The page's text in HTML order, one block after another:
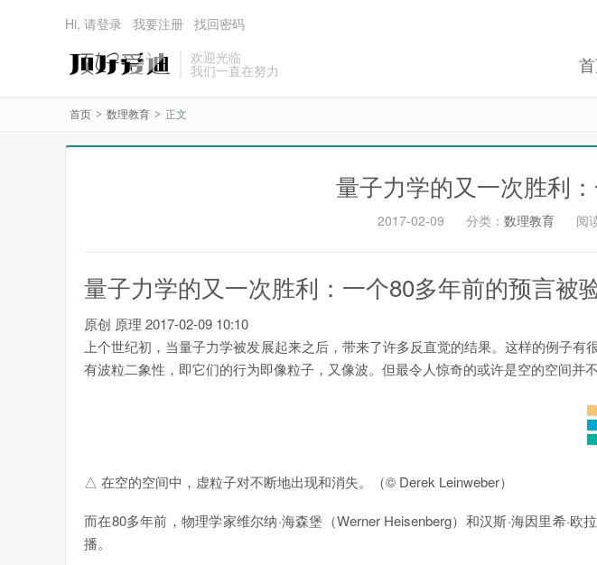
欢迎光临
我们一直在努力
Hi, 请登录 我要注册 找回密码
首页 > 数理教育 > 正文
量子力学的又一次胜利
2017-02-09 分类： 数理教育 阅
量子力学的又一次胜利：一个80多年前的预言被
原创 原理 2017-02-09 10:10
上个世纪初，当量子力学被发展起来之后，带来了许多反直觉的结果。这样的例子
有波粒二象性，即它们的行为即像粒子，又像波。但最令人惊奇的或许是空的空间并
△ 在空的空间中，虚粒子对不断地出现和消失。（© Derek Leinweber）
而在80多年前，物理学家维尔纳·海森堡（Werner Heisenberg）和汉斯·海因里希·
播。
我们将发送一封验证
完成